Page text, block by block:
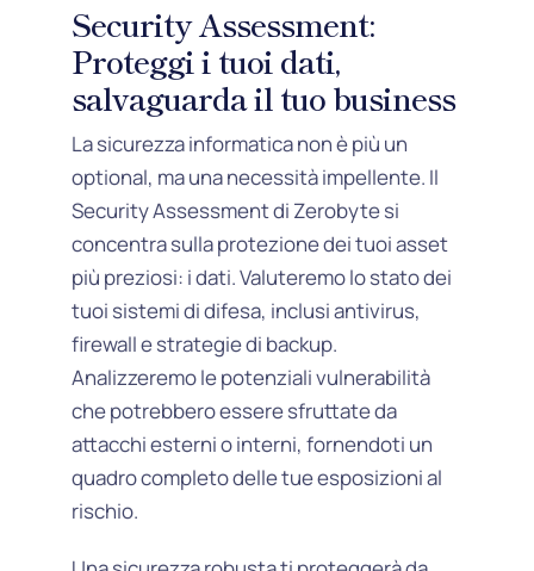
Security Assessment:
Proteggi i tuoi dati,
salvaguarda il tuo business
La sicurezza informatica non è più un
optional, ma una necessità impellente. Il
Security Assessment di Zerobyte si
concentra sulla protezione dei tuoi asset
più preziosi: i dati. Valuteremo lo stato dei
tuoi sistemi di difesa, inclusi antivirus,
firewall e strategie di backup.
Analizzeremo le potenziali vulnerabilità
che potrebbero essere sfruttate da
attacchi esterni o interni, fornendoti un
quadro completo delle tue esposizioni al
rischio.